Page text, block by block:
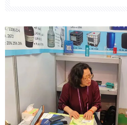
d'hydrogène, de liquides
de nitrate de plomb dans
société adhère au